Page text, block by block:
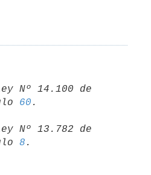
Nº 14.100 de
60
Nº 13.782 de
8